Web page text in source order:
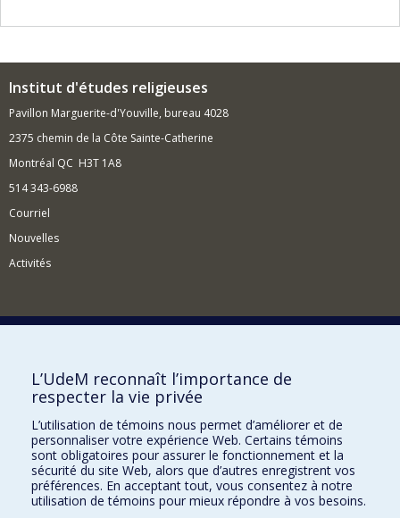
Institut d'études religieuses
Pavillon Marguerite-d'Youville, bureau 4028
2375 chemin de la Côte Sainte-Catherine
Montréal QC H3T 1A8
514 343-6988
Courriel
Nouvelles
Activités
Comment soutenir l'Institut?
BESOIN D'AIDE?
Plan du site
Signaler une erreur
Accessibilité
FACULTÉ DES ARTS ET DES SCIENCES
L’UdeM reconnaît l’importance de
respecter la vie privée
L’utilisation de témoins nous permet d’améliorer et de
personnaliser votre expérience Web. Certains témoins
sont obligatoires pour assurer le fonctionnement et la
sécurité du site Web, alors que d’autres enregistrent vos
préférences. En acceptant tout, vous consentez à notre
utilisation de témoins pour mieux répondre à vos besoins.